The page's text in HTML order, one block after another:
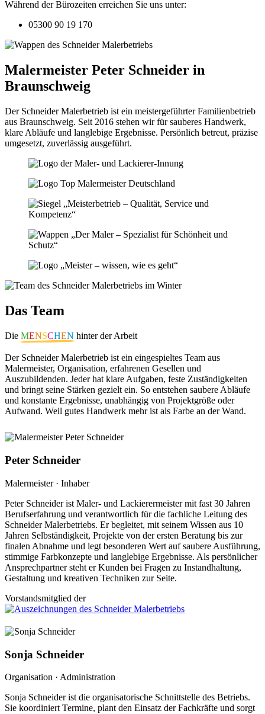
Während der Bürozeiten erreichen Sie uns unter:
05300 90 19 170
Malermeister Peter Schneider in
Braunschweig
Der Schneider Malerbetrieb ist ein meistergeführter Familienbetrieb
aus Braunschweig. Seit 2016 stehen wir für sauberes Handwerk,
klare Abläufe und langlebige Ergebnisse. Persönlich betreut, präzise
umgesetzt, zuverlässig ausgeführt.
Das Team
Die MENSCHEN hinter der Arbeit
Der Schneider Malerbetrieb ist ein eingespieltes Team aus
Malermeister, Organisation, erfahrenen Gesellen und
Auszubildenden. Jeder hat klare Aufgaben, feste Zuständigkeiten
und bringt seine Stärken gezielt ein. So entstehen saubere Abläufe
und konstante Ergebnisse, unabhängig von Projektgröße oder
Aufwand. Weil gutes Handwerk mehr ist als Farbe an der Wand.
Peter Schneider
Malermeister · Inhaber
Peter Schneider ist Maler- und Lackierermeister mit fast 30 Jahren
Berufserfahrung und verantwortlich für die fachliche Leitung des
Schneider Malerbetriebs. Er begleitet, mit seinem Wissen aus 10
Jahren Selbständigkeit, Projekte von der ersten Beratung bis zur
finalen Abnahme und legt besonderen Wert auf saubere Ausführung,
stimmige Farbkonzepte und langlebige Ergebnisse. Als persönlicher
Ansprechpartner steht er Kunden bei Fragen zu Instandhaltung,
Gestaltung und kreativen Techniken zur Seite.
Vorstandsmitglied der
Sonja Schneider
Organisation · Administration
Sonja Schneider ist die organisatorische Schnittstelle des Betriebs.
Sie koordiniert Termine, plant den Einsatz der Fachkräfte und sorgt